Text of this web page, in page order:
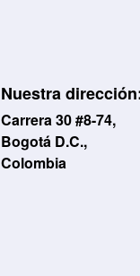
Nuestra
Carrera 30 #8-74,
Bogotá D.C.,
Colombia